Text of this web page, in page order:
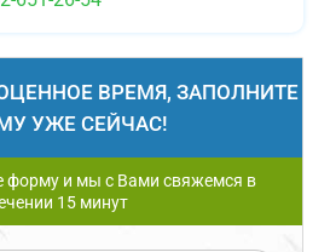
ВРЕМЯ, ЗАПОЛНИТЕ
УЖЕ СЕЙЧАС!
форму и мы с Вами свяжемся в
15 минут